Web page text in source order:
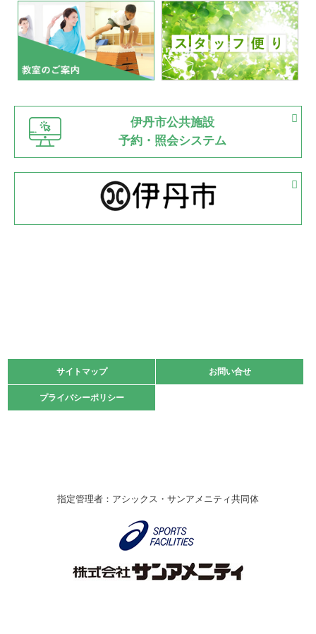
いたっぼーる大会☆彡
緑ケ丘体育館
2022.07.03
市内総合体育大会が開始
緑ケ丘体育館 猪名川運動広場
古池運動広場
2022.06.12
県知事杯争奪バレーボール大会が開催
緑ケ丘体育館
2022.05.05
体育協会長杯 バドミントン競技の部
2022.05.22
緑ケ丘体育館
2021.10.23
卓球選手権大会ラージボールの部開催☆
伊丹市総合体育大会 バレーボール大会が開催されました
なわとびイベントを開催しました！
伊丹市公共施設
予約・照会システム
サイトマップ お問い合せ
プライバシーポリシー
サイトマップ お問い合せ
プライバシーポリシー
指定管理者：アシックス・サンアメニティ共同体